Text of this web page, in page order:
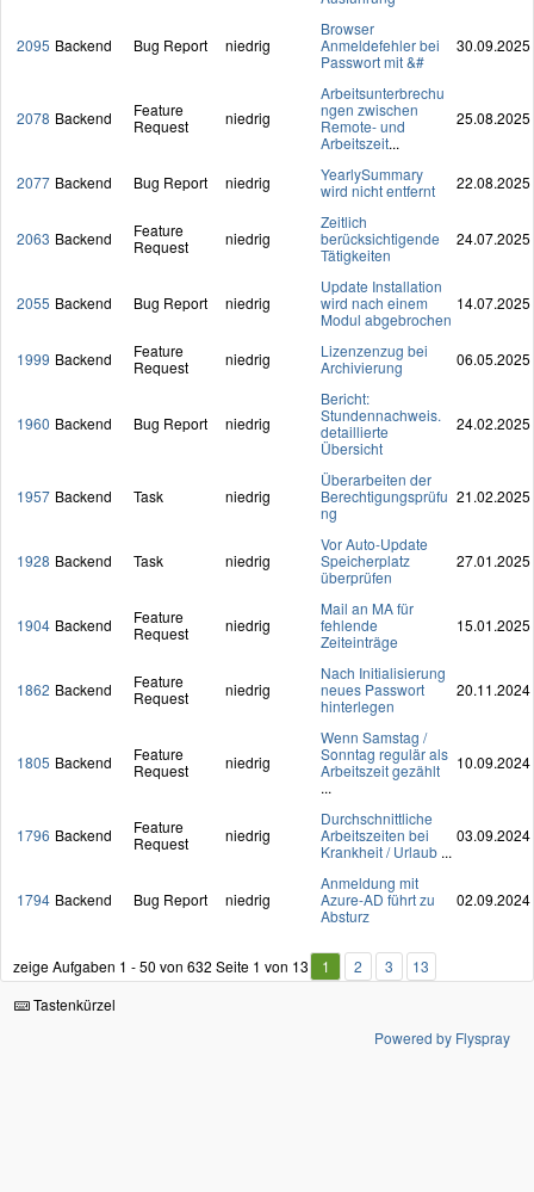
2095 Backend Bug Report niedrig
Browser
Anmeldefehler bei
Passwort mit &#
30.09.2025
2078 Backend
Feature
Request
niedrig
Arbeitsunterbrechu
ngen zwischen
Remote- und
Arbeitszeit...
25.08.2025
2077 Backend Bug Report niedrig
YearlySummary
wird nicht entfernt
22.08.2025
2063 Backend
Feature
Request
niedrig
Zeitlich
berücksichtigende
Tätigkeiten
24.07.2025
2055 Backend Bug Report niedrig
Update Installation
wird nach einem
Modul abgebrochen
14.07.2025
1999 Backend
Feature
Request
niedrig
Lizenzenzug bei
Archivierung
06.05.2025
1960 Backend Bug Report niedrig
Bericht:
Stundennachweis.
detaillierte
Übersicht
24.02.2025
1957 Backend Task niedrig
Überarbeiten der
Berechtigungsprüfu
ng
21.02.2025
1928 Backend Task niedrig
Vor Auto-Update
Speicherplatz
überprüfen
27.01.2025
1904 Backend
Feature
Request
niedrig
Mail an MA für
fehlende
Zeiteinträge
15.01.2025
1862 Backend
Feature
Request
niedrig
Nach Initialisierung
neues Passwort
hinterlegen
20.11.2024
1805 Backend
Feature
Request
niedrig
Wenn Samstag /
Sonntag regulär als
Arbeitszeit gezählt
...
10.09.2024
1796 Backend
Feature
Request
niedrig
Durchschnittliche
Arbeitszeiten bei
Krankheit / Urlaub ...
03.09.2024
1794 Backend Bug Report niedrig
Anmeldung mit
Azure-AD führt zu
Absturz
02.09.2024
zeige Aufgaben 1 - 50 von 632 Seite 1 von 13 1 2 3
13
Tastenkürzel
Powered by Flyspray